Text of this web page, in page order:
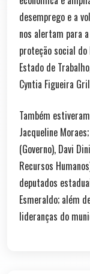
desemprego e a
nos alertam para
proteção social
Estado de
Cyntia Figueira
Também
Jacqueline
(Governo), Davi
Recursos
deputados
Esmeraldo; além
lideranças do